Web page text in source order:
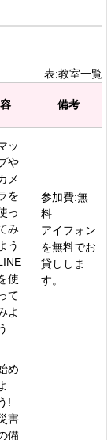
表:教室一覧
備考
ッ
や
メ
を
っ
み
う
使
て
よ
参加費:無
料
アイフォン
を無料でお
貸ししま
す。
め
!
害
備